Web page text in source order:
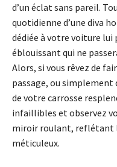
d’un éclat sans pareil.
quotidienne d’une diva
dédiée à votre voiture lui
éblouissant qui ne
Alors, si vous rêvez de
passage, ou simplement
de votre carrosse
infaillibles et observez
miroir roulant, reflétant
méticuleux.